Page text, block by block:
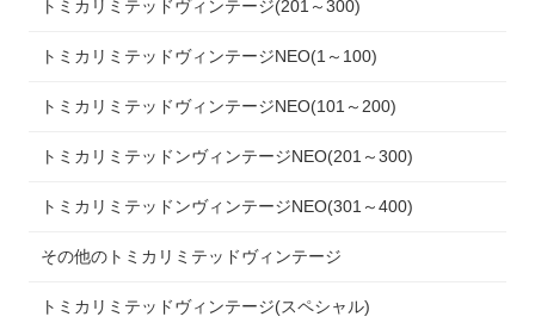
トミカリミテッドヴィンテージ(201～300)
トミカリミテッドヴィンテージNEO(1～100)
トミカリミテッドヴィンテージNEO(101～200)
トミカリミテッドンヴィンテージNEO(201～300)
トミカリミテッドンヴィンテージNEO(301～400)
その他のトミカリミテッドヴィンテージ
トミカリミテッドヴィンテージ(スペシャル)